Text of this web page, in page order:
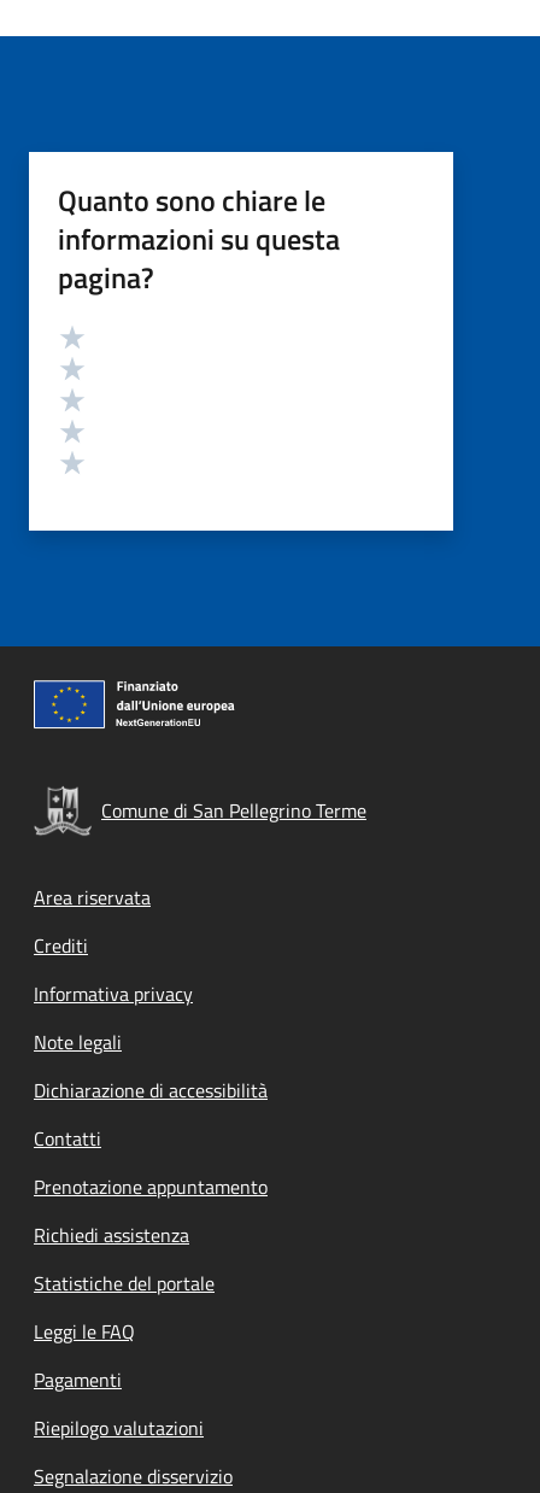
Quanto sono chiare le
informazioni su questa
pagina?
Valutazione
Comune di San Pellegrino Terme
Footer menu
Area riservata
Crediti
Informativa privacy
Note legali
Dichiarazione di accessibilità
Contatti
Prenotazione appuntamento
Richiedi assistenza
Statistiche del portale
Leggi le FAQ
Pagamenti
Riepilogo valutazioni
Segnalazione disservizio